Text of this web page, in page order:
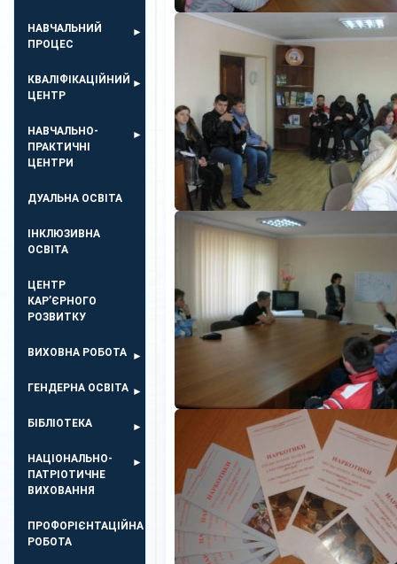
НАВЧАЛЬНИЙ
ПРОЦЕС
КВАЛІФІКАЦІЙНИЙ
ЦЕНТР
НАВЧАЛЬНО-
ПРАКТИЧНІ
ЦЕНТРИ
ДУАЛЬНА ОСВІТА
ІНКЛЮЗИВНА
ОСВІТА
ЦЕНТР
КАР’ЄРНОГО
РОЗВИТКУ
ВИХОВНА РОБОТА
ГЕНДЕРНА ОСВІТА
БІБЛІОТЕКА
НАЦІОНАЛЬНО-
ПАТРІОТИЧНЕ
ВИХОВАННЯ
ПРОФОРІЄНТАЦІЙНА
РОБОТА